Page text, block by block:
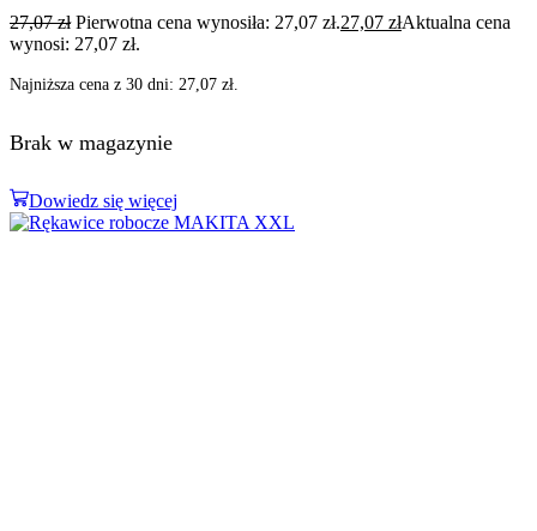
27,07zł Pierwotna cena wynosiła: 27,07 zł.27,07 złAktualna cena
wynosi: 27,07 zł.
Najniższa cena z 30 dni: 27,07 zł.
Brak w magazynie
Dowiedz się więcej